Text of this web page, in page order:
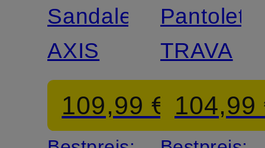
Sandalen
AXIS
109,99 €
TRAVA
104,99